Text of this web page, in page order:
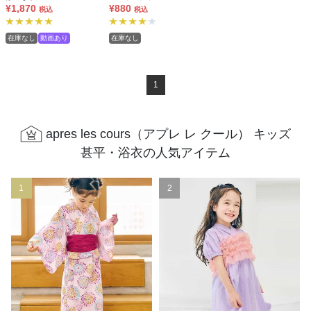
平
¥1,870 税込
在庫なし 動画あり
¥880 税込
在庫なし
1
apres les cours（アプレ レ クール） キッズ
甚平・浴衣の人気アイテム
1 2